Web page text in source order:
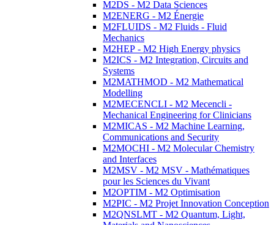
M2DS - M2 Data Sciences
M2ENERG - M2 Énergie
M2FLUIDS - M2 Fluids - Fluid
Mechanics
M2HEP - M2 High Energy physics
M2ICS - M2 Integration, Circuits and
Systems
M2MATHMOD - M2 Mathematical
Modelling
M2MECENCLI - M2 Mecencli -
Mechanical Engineering for Clinicians
M2MICAS - M2 Machine Learning,
Communications and Security
M2MOCHI - M2 Molecular Chemistry
and Interfaces
M2MSV - M2 MSV - Mathématiques
pour les Sciences du Vivant
M2OPTIM - M2 Optimisation
M2PIC - M2 Projet Innovation Conception
M2QNSLMT - M2 Quantum, Light,